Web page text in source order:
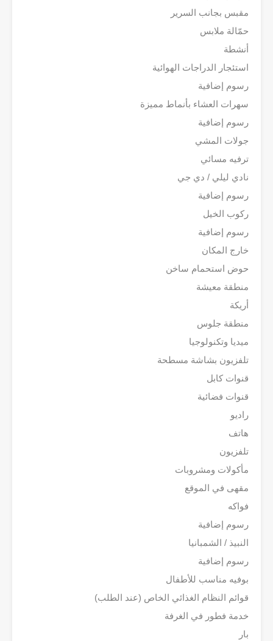
مقبس بجانب السرير
حمّالة ملابس
أنشطة
استئجار الدراجات الهوائية
رسوم إضافية
سهرات العشاء بأنماط مميزة
رسوم إضافية
جولات المشي
ترفيه مسائي
نادي ليلي / دي جي
رسوم إضافية
ركوب الخيل
رسوم إضافية
خارج المكان
حوض استحمام ساخن
منطقة معيشة
أريكة
منطقة جلوس
ميديا وتكنولوجيا
تلفزيون بشاشة مسطحة
قنوات كابل
قنوات فضائية
راديو
هاتف
تلفزيون
مأكولات ومشروبات
مقهى في الموقع
فواكه
رسوم إضافية
النبيذ / الشمبانيا
رسوم إضافية
بوفيه مناسب للأطفال
قوائم النظام الغذائي الخاص (عند الطلب)
خدمة فطور في الغرفة
بار